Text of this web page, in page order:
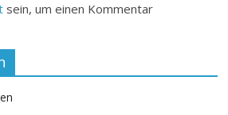
sein, um einen Kommentar